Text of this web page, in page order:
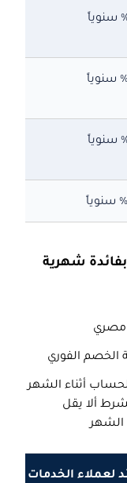
سنوياً
سنوياً
سنوياً
سنوياً
شهرية
الخصم الفوري
أثناء الشهر
ألا يقل
لعملاء الخدمات